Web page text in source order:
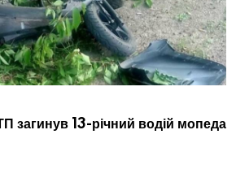
загинув 13-річний водій мопеда